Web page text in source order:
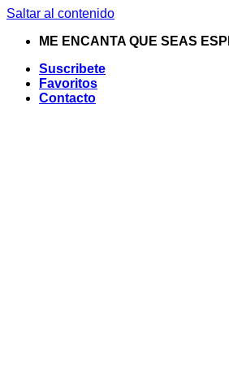
Saltar al contenido
ME ENCANTA QUE SEAS
Suscribete
Favoritos
Contacto